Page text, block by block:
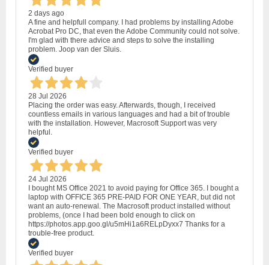
2 days ago
A fine and helpfull company. I had problems by installing Adobe
Acrobat Pro DC, that even the Adobe Community could not solve.
I'm glad with there advice and steps to solve the installing
problem. Joop van der Sluis.
Verified buyer
28 Jul 2026
Placing the order was easy. Afterwards, though, I received
countless emails in various languages and had a bit of trouble
with the installation. However, Macrosoft Support was very
helpful.
Verified buyer
24 Jul 2026
I bought MS Office 2021 to avoid paying for Office 365. I bought a
laptop with OFFICE 365 PRE-PAID FOR ONE YEAR, but did not
want an auto-renewal. The Macrosoft product installed without
problems, (once I had been bold enough to click on
https://photos.app.goo.gl/u5mHi1a6RELpDyxx7 Thanks for a
trouble-free product.
Verified buyer